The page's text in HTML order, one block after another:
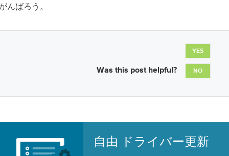
んばろう。
Was this post helpful?
YES
NO
自由 ドライバー更新